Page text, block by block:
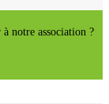
notre association ?